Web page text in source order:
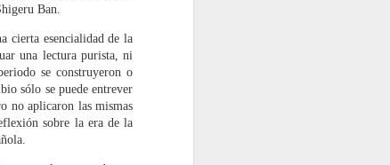
Ban.
cierta esencialidad de la
una lectura purista, ni
se construyeron o
sólo se puede entrever
no aplicaron las mismas
sobre la era de la